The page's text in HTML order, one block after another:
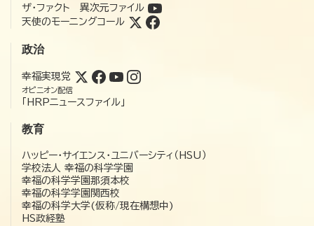
ザ・ファクト 異次元ファイル
天使のモーニングコール
政治
幸福実現党
オピニオン配信
「HRPニュースファイル」
教育
ハッピー・サイエンス・ユニバーシティ（HSU）
学校法人 幸福の科学学園
幸福の科学学園那須本校
幸福の科学学園関西校
幸福の科学大学(仮称/現在構想中)
HS政経塾